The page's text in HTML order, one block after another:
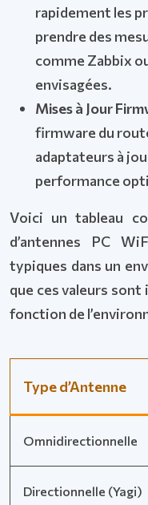
rapidement les
prendre des
comme Zabbix
envisagées.
Mises à Jour
firmware du
adaptateurs à
performance
Voici un tableau
d’antennes PC
typiques dans un
que ces valeurs
fonction de
Type d’Antenne
Omnidirectionnelle
Directionnelle (Yagi)